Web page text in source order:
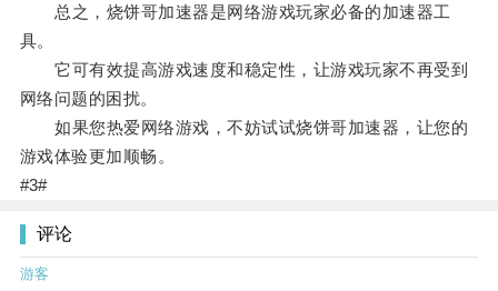
总之，烧饼哥加速器是网络游戏玩家必备的加速器工
具。
它可有效提高游戏速度和稳定性，让游戏玩家不再受到
网络问题的困扰。
如果您热爱网络游戏，不妨试试烧饼哥加速器，让您的
游戏体验更加顺畅。
#3#
评论
游客